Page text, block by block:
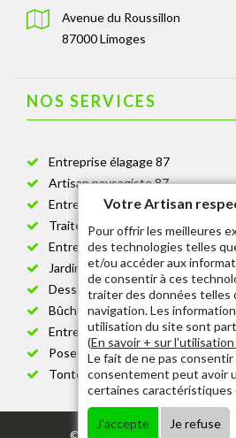
Avenue du Roussillon
87000 Limoges
NOS SERVICES
Entreprise élagage 87
Artisan paysagiste 87
Entreprise de jardinage 87
Traitement anti-chenille 87
Entreprise abattage arbre 87
Jardinier taille de haie 87
Dessouchage arbre et haie 87
Bûcheron 87
Entretien espace vert cimetière
Pose et changement grillage et
Tonte de pelouse 87
© 2020 - Tout droit réservé |
Votre Artisan
Pour offrir les meilleures
des technologies telles
et/ou accéder aux
de consentir à ces
traiter des données telles
navigation. Les
utilisation du site sont
(En savoir + sur
Le fait de ne pas
consentement peut avoir
certaines
J'accepte Je refuse